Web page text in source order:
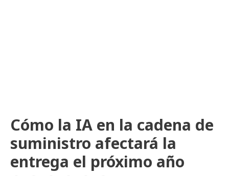
Cómo la IA en la cadena de
suministro afectará la
entrega el próximo año